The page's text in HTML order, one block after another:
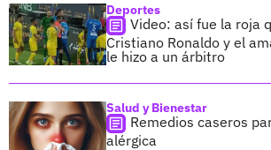
Deportes
Video: así fue la roja
Cristiano Ronaldo y el
le hizo a un árbitro
Salud y Bienestar
Remedios caseros
alérgica